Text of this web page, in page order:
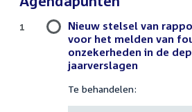
Nieuw stelsel van
voor het melden van
onzekerheden in de
jaarverslagen
Te behandelen:
1